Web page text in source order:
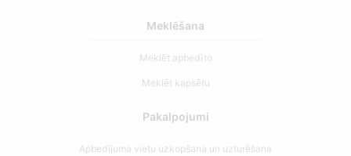
Meklēšana
Meklēt apbedīto
Meklēt kapsētu
Pakalpojumi
Apbedījuma vietu uzkopšana un uzturēšana